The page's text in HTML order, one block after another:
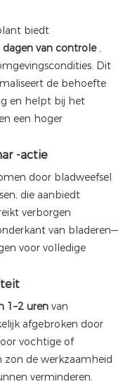
biedt
van controle ,
Dit
de behoefte
en helpt bij het
een hoger
-actie
door bladweefsel
die aanbiedt
verborgen
van bladeren—
voor volledige
1–2 uren van
afgebroken door
vochtige of
zon de werkzaamheid
verminderen.